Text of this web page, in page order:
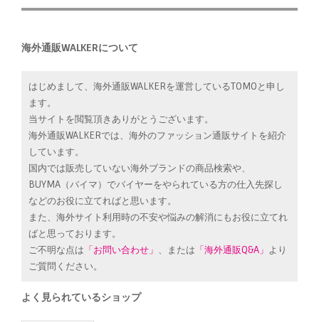
海外通販WALKERについて
はじめまして、海外通販WALKERを運営しているTOMOと申し
ます。
当サイトを閲覧頂きありがとうございます。
海外通販WALKERでは、海外のファッション通販サイトを紹介
しています。
国内では販売していない海外ブランドの商品検索や、
BUYMA（バイマ）でバイヤーをやられている方の仕入先探し
などのお役に立てればと思います。
また、海外サイト利用時の不安や悩みの解消にもお役に立てれ
ばと思っております。
ご不明な点は 「お問い合わせ」 、または 「海外通販Q&A」 より
ご質問ください。
よく見られているショップ